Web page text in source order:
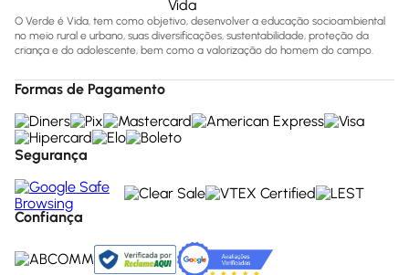
O Verde é Vida, tem como objetivo, desenvolver a educação socioambiental
no meio rural e urbano, suas diversificações, sustentabilidade, proteção da
criança e do adolescente, bem como a valorização do homem do campo.
Formas de Pagamento
Segurança
Confiança